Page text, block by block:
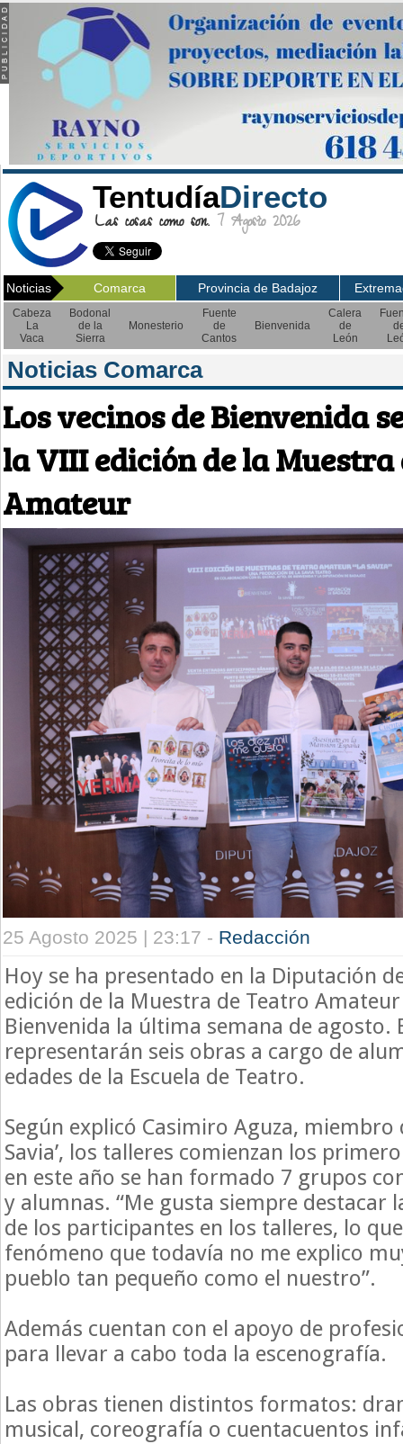
TentudíaDirecto
Las cosas como son. 7 Agosto 2026
Noticias Comarca Provincia de Badajoz
Cabeza
La
Vaca
Bodonal
de la
Sierra
Monesterio
Fuente
de
Cantos
Bienvenida
Calera
de
León
Noticias Comarca
Los vecinos de Bienvenida
la VIII edición de la Muestra
Amateur
25 Agosto 2025 | 23:17 - Redacción
Hoy se ha presentado en la Diputación
edición de la Muestra de Teatro
Bienvenida la última semana de agosto.
representarán seis obras a cargo de
edades de la Escuela de Teatro.
Según explicó Casimiro Aguza, miembro
Savia’, los talleres comienzan los
en este año se han formado 7 grupos
y alumnas. “Me gusta siempre destacar
de los participantes en los talleres, lo
fenómeno que todavía no me explico
pueblo tan pequeño como el nuestro”.
Además cuentan con el apoyo de
para llevar a cabo toda la escenografía.
Las obras tienen distintos formatos:
musical, coreografía o cuentacuentos